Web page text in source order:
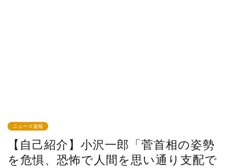
ニュース速報
【自己紹介】小沢一郎「菅首相の姿勢
を危惧、恐怖で人間を思い通り支配で